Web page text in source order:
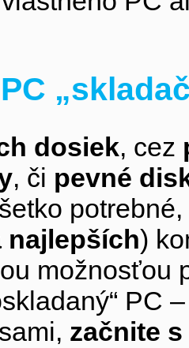
dosiek, cez
, či pevné
najlepších)
možnosťou
PC
začnite